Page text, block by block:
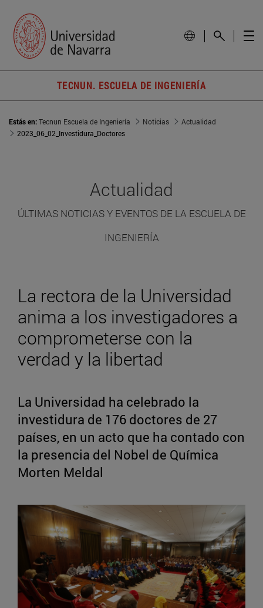
TECNUN. ESCUELA DE INGENIERÍA
Estás en:Tecnun Escuela de Ingeniería Noticias
Actualidad
2023_06_02_Investidura_Doctores
Actualidad
ÚLTIMAS NOTICIAS Y EVENTOS DE LA ESCUELA DE
INGENIERÍA
La rectora de la Universidad
anima a los investigadores a
comprometerse con la
verdad y la libertad
La Universidad ha celebrado la
investidura de 176 doctores de 27
países, en un acto que ha contado con
la presencia del Nobel de Química
Morten Meldal